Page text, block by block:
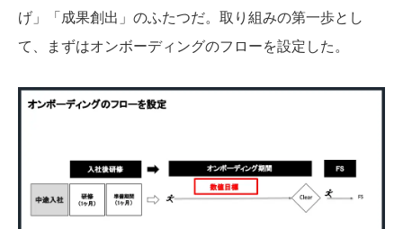
げ」「成果創出」のふたつだ。取り組みの第一歩とし
て、まずはオンボーディングのフローを設定した。